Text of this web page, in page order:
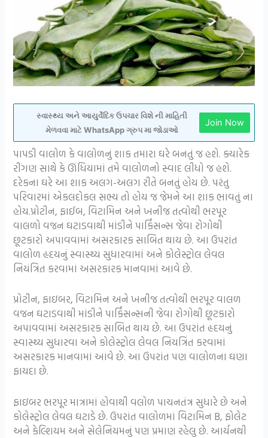
સ્વાસ્થ્ય અને આયુર્વેદિક ઉપચાર વિશે ની માહિતી
મેળવવા માટે WhatsApp ગ્રુપ મા જોડાઓ
Join Now
પાપડી વાલોળ કે વાલોળનું શાક તમારા ઘરે બનતું જ હશે. ક્યારેક
રીંગણ સાથે કે ઊંધિયામાં તમે વાલોળનો સ્વાદ લીધો જ હશે.
દરેકના ઘરે આ શાક અલગ-અલગ રીતે બનતું હોય છે. પરંતુ
પરિવારમાં એકલદોકલ સભ્ય તો હોય જ જેમને આ શાક ભાવતું ના
હોય.પ્રોટીન, ફાઈબ, વિટામિન અને ખનીજ તત્વોથી ભરપૂર
વાલળો વજન ઘટાડવાથી માંડીને પાર્કિંસન્સ જેવા રોગોથી
છૂટકારો અપાવવામાં અસરકારક સાબિત થાય છે. આ ઉપરાંત
વાલોળ હૃદયનું સ્વાસ્થ્ય સુધારવામાં અને કોલેસ્ટ્રોલ લેવલ
નિયંત્રિત કરવામાં અસરકારક માનવામાં આવે છે.
પ્રોટીન, ફાઇબર, વિટામિન અને ખનીજ તત્વોથી ભરપૂર વાલળ
વજન ઘટાડવાથી માંડીને પાર્કિંસન્સની જેવા રોગોથી છૂટકારો
અપાવવામાં અસરકારક સાબિત થાય છે. આ ઉપરાંત હૃદયનું
સ્વાસ્થ્ય સુધારવા અને કોલેસ્ટ્રોલ લેવલ નિયત્રિંત કરવામાં
અસરકારક માનવામાં આવે છે. આ ઉપરાંત પણ વાલોળના ઘણા
ફાયદા છે.
ફાઇબર ભરપૂર માત્રામાં હોવાથી વલોળ પાચનતંત્ર સુધારે છે અને
કોલેસ્ટ્રોલ લેવલ ઘટાડે છે. ઉપરાંત વાલોળમાં વિટામિન B, ફોલેટ
અને કેલ્શિયમ અને સેલેનિયમનું પણ પ્રમાણ રહેલુ છે. આર્યનથી